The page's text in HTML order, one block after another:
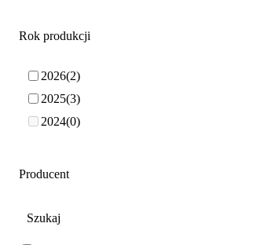
Rok produkcji
2026 2
2025 3
2024 0
Producent